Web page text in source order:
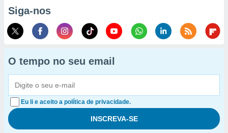
Siga-nos
O tempo no seu email
Eu li e aceito a política de privacidade.